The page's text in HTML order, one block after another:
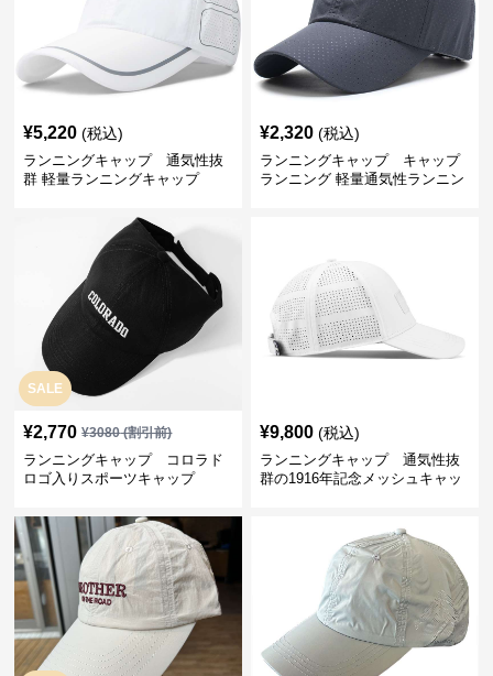
¥5,220 (税込)
ランニングキャップ 通気性抜
群 軽量ランニングキャップ
¥2,320 (税込)
ランニングキャップ キャップ
ランニング 軽量通気性ランニン
SALE
¥2,770 ¥3080(割引前)
ランニングキャップ コロラド
ロゴ入りスポーツキャップ
¥9,800 (税込)
ランニングキャップ 通気性抜
群の1916年記念メッシュキャッ